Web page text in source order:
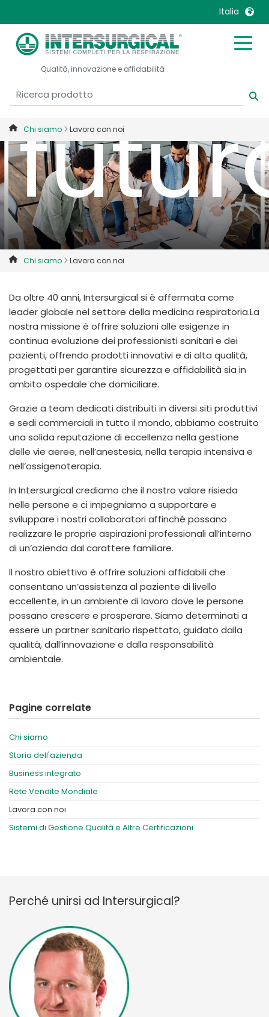
Italia
United Kingdom
United States
Belgique, Français
Canada, English
Canada, Français
China
Colombia
Denmark
Deutschland
France
Mexico
Nederlands
Norway
Portugal
Russia
International English
Qualità, innovazione e affidabilità
Chi siamo Lavora con noi
Chi siamo Lavora con noi
Da oltre 40 anni, Intersurgical si è affermata come
leader globale nel settore della medicina respiratoria.La
nostra missione è offrire soluzioni alle esigenze in
continua evoluzione dei professionisti sanitari e dei
pazienti, offrendo prodotti innovativi e di alta qualità,
progettati per garantire sicurezza e affidabilità sia in
ambito ospedale che domiciliare.
Grazie a team dedicati distribuiti in diversi siti produttivi
e sedi commerciali in tutto il mondo, abbiamo costruito
una solida reputazione di eccellenza nella gestione
delle vie aeree, nell’anestesia, nella terapia intensiva e
nell’ossigenoterapia.
In Intersurgical crediamo che il nostro valore risieda
nelle persone e ci impegniamo a supportare e
sviluppare i nostri collaboratori affinché possano
realizzare le proprie aspirazioni professionali all’interno
di un’azienda dal carattere familiare.
Il nostro obiettivo è offrire soluzioni affidabili che
consentano un’assistenza al paziente di livello
eccellente, in un ambiente di lavoro dove le persone
possano crescere e prosperare. Siamo determinati a
essere un partner sanitario rispettato, guidato dalla
qualità, dall’innovazione e dalla responsabilità
ambientale.
Pagine correlate
Chi siamo
Storia dell'azienda
Business integrato
Rete Vendite Mondiale
Lavora con noi
Sistemi di Gestione Qualità e Altre Certificazioni
Perché unirsi ad Intersurgical?